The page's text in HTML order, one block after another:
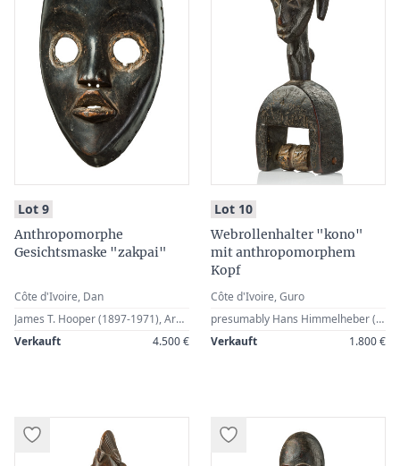
Lot 9:
Anthropomorphe
Gesichtsmaske "zakpai"
Côte d'Ivoire, Dan
James T. Hooper (1897-1971), Arundel, Great Britain · Sold by the family in 1976 · Christie’s, London, 14 July 1976, Lot 6 · German Private Collection
Verkauft
4.500 €
Lot 10:
Webrollenhalter "kono"
mit anthropomorphem
Kopf
Côte d'Ivoire, Guro
presumably Hans Himmelheber (1908-2003), Heidelberg, Germany, · or Roger Bédiat (1897-1958), Abidjan, Ivory Coast · Charles Ratton (1895-1986), Paris, France · Christie’s, New York, 22 November 1996, Lot 128 · German Private Collection
Verkauft
1.800 €